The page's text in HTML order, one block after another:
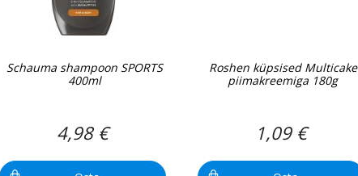
Schauma shampoon SPORTS
400ml
4,98 €
Roshen küpsised Multicake
piimakreemiga 180g
1,09 €